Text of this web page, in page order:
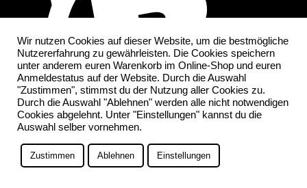
Wir nutzen Cookies auf dieser Website, um die bestmögliche
Nutzererfahrung zu gewährleisten. Die Cookies speichern
unter anderem euren Warenkorb im Online-Shop und euren
Anmeldestatus auf der Website. Durch die Auswahl
"Zustimmen", stimmst du der Nutzung aller Cookies zu.
Durch die Auswahl "Ablehnen" werden alle nicht notwendigen
Cookies abgelehnt. Unter "Einstellungen" kannst du die
Auswahl selber vornehmen.
Zustimmen Ablehnen Einstellungen